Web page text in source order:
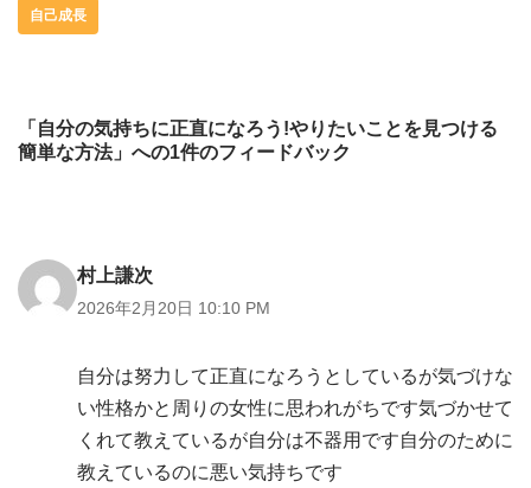
自己成長
「自分の気持ちに正直になろう!やりたいことを見つける
簡単な方法」への1件のフィードバック
村上謙次
2026年2月20日 10:10 PM
自分は努力して正直になろうとしているが気づけな
い性格かと周りの女性に思われがちです気づかせて
くれて教えているが自分は不器用です自分のために
教えているのに悪い気持ちです